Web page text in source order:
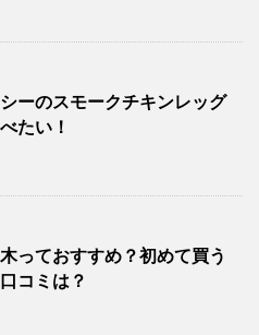
ーのスモークチキンレッグ
たい！
っておすすめ？初めて買う
コミは？